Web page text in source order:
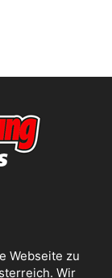
Webseite zu
Wir